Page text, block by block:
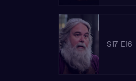
S17 E16